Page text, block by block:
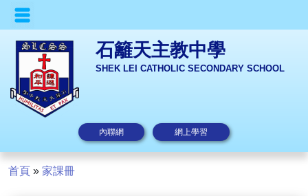
石籬天主教中學
SHEK LEI CATHOLIC SECONDARY SCHOOL
內聯網 網上學習
首頁 » 家課冊